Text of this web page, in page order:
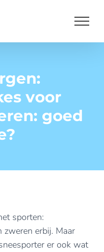
voor
goed
sporten:
erbij. Maar
er ook wat